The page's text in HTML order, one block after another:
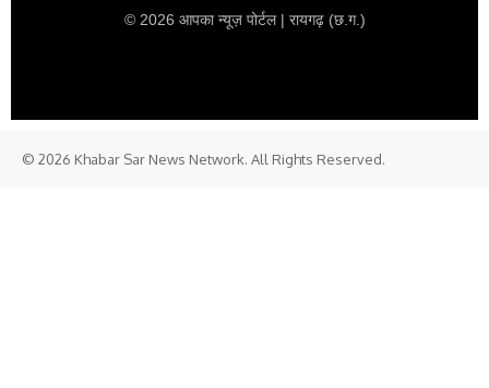
© 2026 आपका न्यूज़ पोर्टल | रायगढ़ (छ.ग.)
© 2026 Khabar Sar News Network. All Rights Reserved.